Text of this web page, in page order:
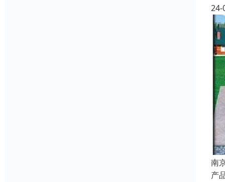
24-
南
产